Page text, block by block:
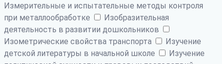
Измерительные и испытательные методы контроля
при металлообработке
Изобразительная
деятельность в развитии дошкольников
Изометрические свойства транспорта
Изучение
детской литературы в начальной школе
Изучение